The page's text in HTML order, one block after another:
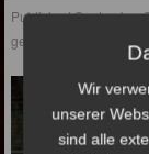
PublishedSeptember
gegen Eintracht
Wir
unserer
sind alle